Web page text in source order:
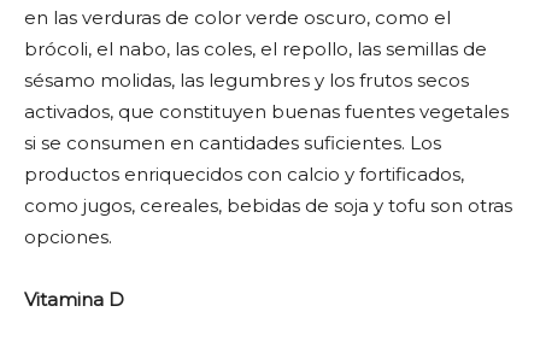
en las verduras de color verde oscuro, como el
brócoli, el nabo, las coles, el repollo, las semillas de
sésamo molidas, las legumbres y los frutos secos
activados, que constituyen buenas fuentes vegetales
si se consumen en cantidades suficientes. Los
productos enriquecidos con calcio y fortificados,
como jugos, cereales, bebidas de soja y tofu son otras
opciones.
Vitamina D